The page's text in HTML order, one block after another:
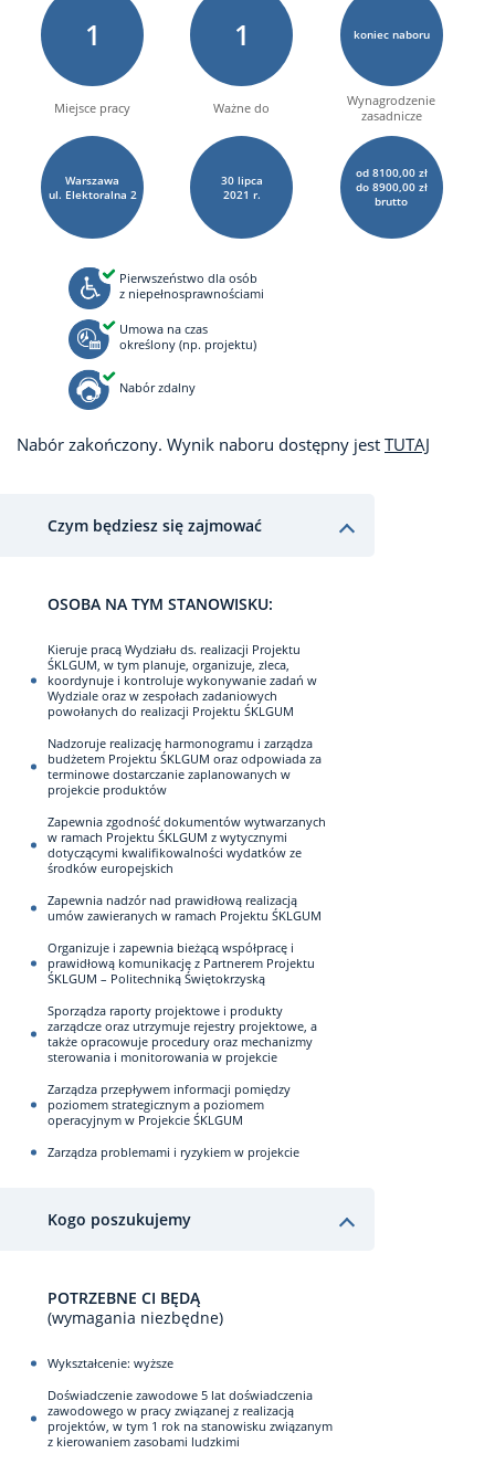
1 1 koniec naboru
Miejsce pracy
Warszawa
ul. Elektoralna 2
Ważne do
30 lipca
2021 r.
Wynagrodzenie
zasadnicze
od 8100,00 zł
do 8900,00 zł
brutto
Pierwszeństwo dla osób
z niepełnosprawnościami
Umowa na czas
określony (np. projektu)
Nabór zdalny
Nabór zakończony. Wynik naboru dostępny jest TUTAJ
Czym będziesz się zajmować
OSOBA NA TYM STANOWISKU:
Kieruje pracą Wydziału ds. realizacji Projektu
ŚKLGUM, w tym planuje, organizuje, zleca,
koordynuje i kontroluje wykonywanie zadań w
Wydziale oraz w zespołach zadaniowych
powołanych do realizacji Projektu ŚKLGUM
Nadzoruje realizację harmonogramu i zarządza
budżetem Projektu ŚKLGUM oraz odpowiada za
terminowe dostarczanie zaplanowanych w
projekcie produktów
Zapewnia zgodność dokumentów wytwarzanych
w ramach Projektu ŚKLGUM z wytycznymi
dotyczącymi kwalifikowalności wydatków ze
środków europejskich
Zapewnia nadzór nad prawidłową realizacją
umów zawieranych w ramach Projektu ŚKLGUM
Organizuje i zapewnia bieżącą współpracę i
prawidłową komunikację z Partnerem Projektu
ŚKLGUM – Politechniką Świętokrzyską
Sporządza raporty projektowe i produkty
zarządcze oraz utrzymuje rejestry projektowe, a
także opracowuje procedury oraz mechanizmy
sterowania i monitorowania w projekcie
Zarządza przepływem informacji pomiędzy
poziomem strategicznym a poziomem
operacyjnym w Projekcie ŚKLGUM
Zarządza problemami i ryzykiem w projekcie
Kogo poszukujemy
POTRZEBNE CI BĘDĄ
(wymagania niezbędne)
Wykształcenie: wyższe
Doświadczenie zawodowe 5 lat doświadczenia
zawodowego w pracy związanej z realizacją
projektów, w tym 1 rok na stanowisku związanym
z kierowaniem zasobami ludzkimi